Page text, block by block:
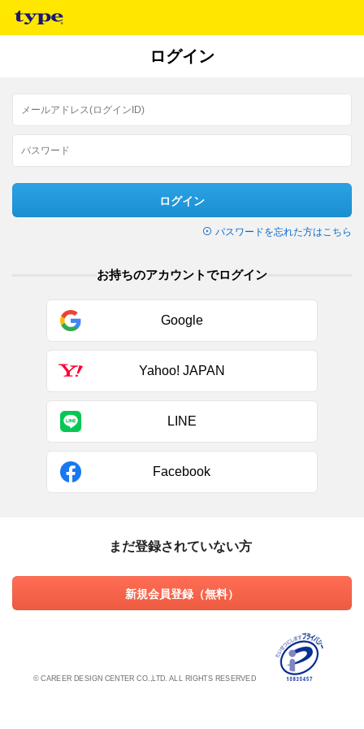
ログイン
ログイン
パスワードを忘れた方はこちら
お持ちのアカウントでログイン
Google
Yahoo! JAPAN
LINE
Facebook
まだ登録されていない方
新規会員登録（無料）
© CAREER DESIGN CENTER CO.,LTD. ALL RIGHTS RESERVED